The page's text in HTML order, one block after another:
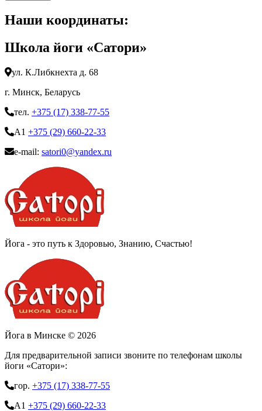
Наши координаты:
Школа йоги «Сатори»
ул. К.Либкнехта д. 68
г. Минск, Беларусь
тел. +375 (17) 338-77-55
A1 +375 (29) 660-22-33
e-mail: satori0@yandex.ru
Йога - это путь к Здоровью, Знанию, Счастью!
Йога в Минске © 2026
Для предварительной записи звоните по телефонам школы
йоги «Сатори»:
гор. +375 (17) 338-77-55
А1 +375 (29) 660-22-33